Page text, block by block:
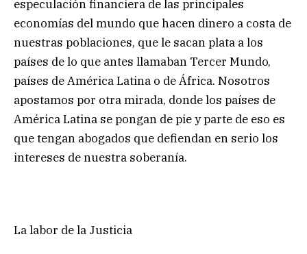
especulación financiera de las principales
economías del mundo que hacen dinero a costa de
nuestras poblaciones, que le sacan plata a los
países de lo que antes llamaban Tercer Mundo,
países de América Latina o de África. Nosotros
apostamos por otra mirada, donde los países de
América Latina se pongan de pie y parte de eso es
que tengan abogados que defiendan en serio los
intereses de nuestra soberanía.
La labor de la Justicia